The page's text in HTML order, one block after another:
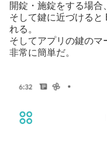
開錠・施錠をする場合
そして鍵に近づけると
れる。
そしてアプリの鍵のマ
非常に簡単だ。